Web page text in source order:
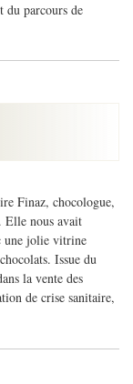
du parcours de
Finaz, chocologue,
Elle nous avait
une jolie vitrine
Issue du
la vente des
de crise sanitaire,